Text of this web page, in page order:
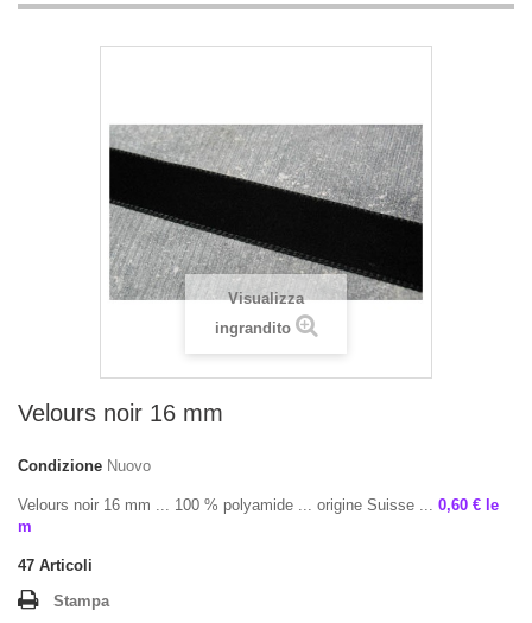
Visualizza
ingrandito
Velours noir 16 mm
Condizione Nuovo
Velours noir 16 mm ... 100 % polyamide ... origine Suisse ... 0,60 € le
m
47 Articoli
Stampa